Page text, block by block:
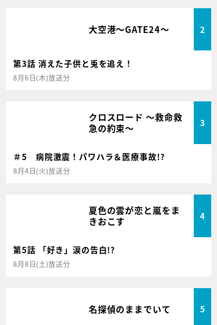
大空港～GATE24～ 2
第3話 消えた子供と兎を追え！
8月6日(木)放送分
クロスロード ～救命救
急の約束～
3
＃5 病院激震！パワハラ＆医療事故!?
8月4日(火)放送分
夏色の雲が恋と嵐をま
きおこす
4
第5話 「好き」涙の告白!?
8月8日(土)放送分
名探偵のままでいて 5